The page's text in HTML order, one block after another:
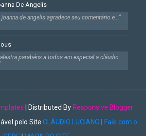
De Angelis
joanna de angelis agradece seu comentário.e..."
parabéns a todos em especial a cláudio
| Distributed By Responsive Blogger
pelo SiteCLÁUDIO LUCIANO
Fale com o